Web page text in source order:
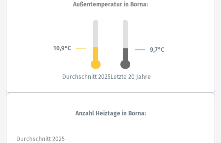
Außentemperatur in Borna:
10,9°C 9,7°C
Durchschnitt 2025Letzte 20 Jahre
Anzahl Heiztage in Borna:
Durchschnitt 2025